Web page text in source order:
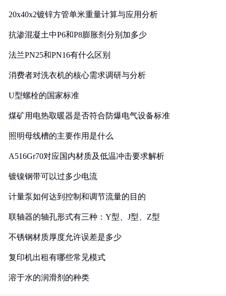
20x40x2镀锌方管单米重量计算与应用分析
抗渗混凝土中P6和P8膨胀剂分别加多少
法兰PN25和PN16有什么区别
消费者对洗衣机的核心需求调研与分析
U型螺栓的国家标准
煤矿用电热取暖器是否符合防爆电气设备标准
照明母线槽的主要作用是什么
A516Gr70对应国内材质及低温冲击要求解析
镀镍钢带可以过多少电流
计量泵如何达到控制和调节流量的目的
联轴器的轴孔形式有三种：Y型、J型、Z型
不锈钢材质厚度允许误差是多少
复印机出租有哪些常见模式
溶于水的润滑剂的种类